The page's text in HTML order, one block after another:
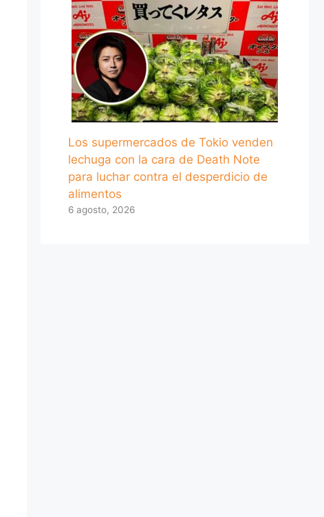
Los supermercados de Tokio venden
lechuga con la cara de Death Note
para luchar contra el desperdicio de
alimentos
6 agosto, 2026